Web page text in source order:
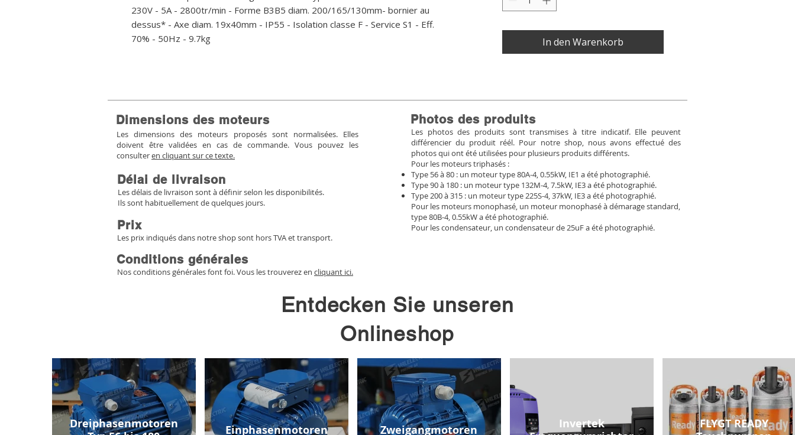
230V - 5A - 2800tr/min - Forme B3B5 diam. 200/165/130mm- bornier au
dessus* - Axe diam. 19x40mm - IP55 - Isolation classe F - Service S1 - Eff.
70% - 50Hz - 9.7kg
In den Warenkorb
Dimensions des moteurs
Les dimensions des moteurs proposés sont normalisées. Elles
doivent être validées en cas de commande. Vous pouvez les
consulteren cliquant sur ce texte.
Délai de livraison
Les délais de livraison sont à définir selon les disponibilités.
Ils sont habituellement de quelques jours.
Prix
Les prix indiqués dans notre shop sont hors TVA et transport.
Conditions générales
Nos conditions générales font foi. Vous les trouverez en cliquant ici.
Photos des produits
Les photos des produits sont transmises à titre indicatif. Elle peuvent
différencier du produit réél. Pour notre shop, nous avons effectué des
photos qui ont été utilisées pour plusieurs produits différents.
Pour les moteurs triphasés :
Type 56 à 80 : un moteur type 80A-4, 0.55kW, IE1 a été photographié.
Type 90 à 180 : un moteur type 132M-4, 7.5kW, IE3 a été photographié.
Type 200 à 315 : un moteur type 225S-4, 37kW, IE3 a été photographié.
Pour les moteurs monophasé, un moteur monophasé à démarage standard,
type 80B-4, 0.55kW a été photographié.
Pour les condensateur, un condensateur de 25uF a été photographié.
Entdecken Sie unseren
Onlineshop
Dreiphasenmotoren
Einphasenmotoren Zweigangmotoren
Invertek
FLYGT READY